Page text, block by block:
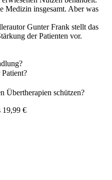
Medizin insgesamt. Aber was
Gunter Frank stellt das
der Patienten vor.
Übertherapien schützen?
€